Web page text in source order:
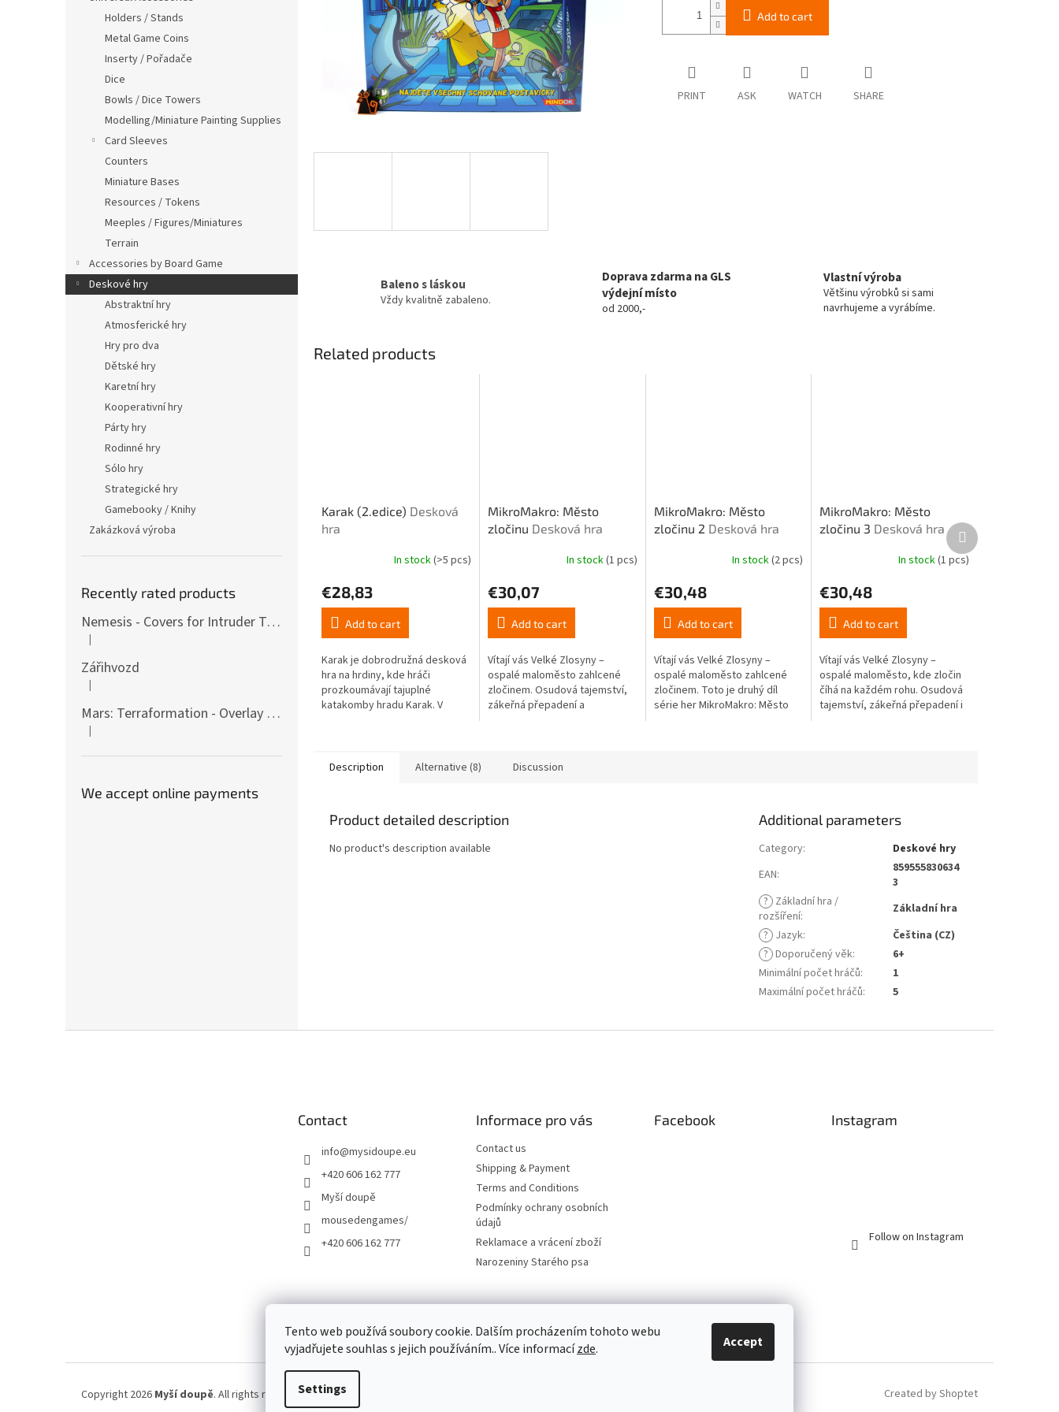
Tento web používá soubory cookie. Dalším procházením tohoto webu
vyjadřujete souhlas s jejich používáním.. Více informacízde.
Settings
Accept
Holders / Stands
Metal Game Coins
Inserty / Pořadače
Dice
Bowls / Dice Towers
Modelling/Miniature Painting Supplies
Card Sleeves
Counters
Miniature Bases
Resources / Tokens
Meeples / Figures/Miniatures
Terrain
Accessories by Board Game
Deskové hry
Abstraktní hry
Atmosferické hry
Hry pro dva
Dětské hry
Karetní hry
Kooperativní hry
Párty hry
Rodinné hry
Sólo hry
Strategické hry
Gamebooky / Knihy
Zakázková výroba
Recently rated products
Nemesis - Covers for Intruder Tokens (variants also for expansion / Lockdown)
The product rating is 4 out of 5 stars.
|
Zářihvozd
The product rating is 5 out of 5 stars.
|
Mars: Terraformation - Overlay on colony tiles
The product rating is 5 out of 5 stars.
|
We accept online payments
Add to cart
PRINT ASK WATCH SHARE
Baleno s láskou
Vždy kvalitně zabaleno.
Doprava zdarma na GLS
výdejní místo
od 2000,-
Vlastní výroba
Většinu výrobků si sami
navrhujeme a vyrábíme.
Related products
Karak (2.edice) Desková
hra
In stock(>5 pcs)
€28,83
Add to cart
Karak je dobrodružná desková
hra na hrdiny, kde hráči
prozkoumávají tajuplné
katakomby hradu Karak. V
MikroMakro: Město
zločinu Desková hra
In stock(1 pcs)
€30,07
Add to cart
Vítají vás Velké Zlosyny –
ospalé maloměsto zahlcené
zločinem. Osudová tajemství,
zákeřná přepadení a
MikroMakro: Město
zločinu 2 Desková hra
In stock(2 pcs)
€30,48
Add to cart
Vítají vás Velké Zlosyny –
ospalé maloměsto zahlcené
zločinem. Toto je druhý díl
série her MikroMakro: Město
MikroMakro: Město
zločinu 3 Desková hra
In stock(1 pcs)
€30,48
Add to cart
Vítají vás Velké Zlosyny –
ospalé maloměsto, kde zločin
číhá na každém rohu. Osudová
tajemství, zákeřná přepadení i
Next
product
Description Alternative (8) Discussion
Product detailed description
No product's description available
Additional parameters
Category:
Deskové hry
EAN:
859555830634
3
? Základní hra /
rozšíření:
Základní hra
? Jazyk:
Čeština (CZ)
? Doporučený věk:
6+
Minimální počet hráčů:
1
Maximální počet hráčů: 5
Contact
info@mysidoupe.eu
+420 606 162 777
Myší doupě
mousedengames/
+420 606 162 777
Informace pro vás
Contact us
Shipping & Payment
Terms and Conditions
Podmínky ochrany osobních
údajů
Reklamace a vrácení zboží
Narozeniny Starého psa
Facebook Instagram
Follow on Instagram
Created by Shoptet
Copyright 2026 Myší doupě. All rights reserved.